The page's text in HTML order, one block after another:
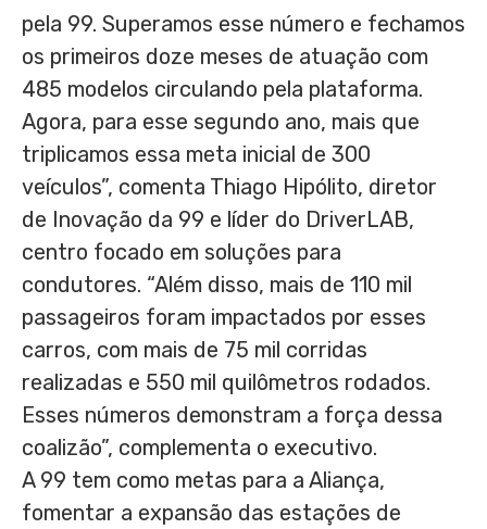
pela 99. Superamos esse número e fechamos
os primeiros doze meses de atuação com
485 modelos circulando pela plataforma.
Agora, para esse segundo ano, mais que
triplicamos essa meta inicial de 300
veículos”, comenta Thiago Hipólito, diretor
de Inovação da 99 e líder do DriverLAB,
centro focado em soluções para
condutores. “Além disso, mais de 110 mil
passageiros foram impactados por esses
carros, com mais de 75 mil corridas
realizadas e 550 mil quilômetros rodados.
Esses números demonstram a força dessa
coalizão”, complementa o executivo.
A 99 tem como metas para a Aliança,
fomentar a expansão das estações de